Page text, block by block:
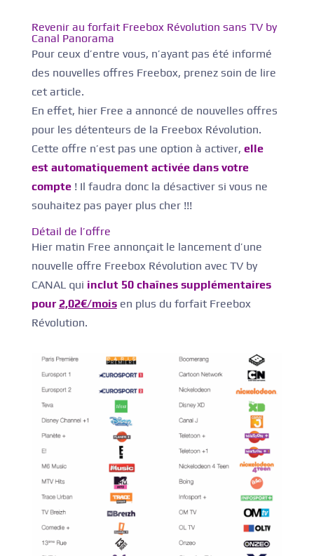
Revenir au forfait Freebox Révolution sans TV by
Canal Panorama
Pour ceux d’entre vous, n’ayant pas été informé
des nouvelles offres Freebox, prenez soin de lire
cet article.
En effet, hier Free a annoncé de nouvelles offres
pour les détenteurs de la Freebox Révolution.
Cette offre n’est pas une option à activer, elle
est automatiquement activée dans votre
compte ! Il faudra donc la désactiver si vous ne
souhaitez pas payer plus cher !!!
Détail de l’offre
Hier matin Free annonçait le lancement d’une
nouvelle offre Freebox Révolution avec TV by
CANAL qui inclut 50 chaînes supplémentaires
pour 2,02€/moisen plus du forfait Freebox
Révolution.